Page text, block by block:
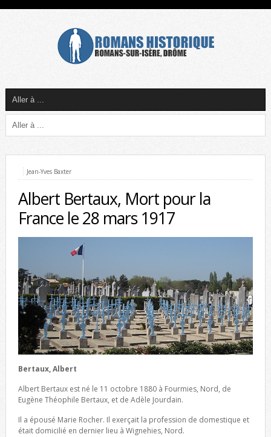
Jean-Yves Baxter
Albert Bertaux, Mort pour la
France le 28 mars 1917
Bertaux, Albert
Albert Bertaux est né le 11 octobre 1880 à Fourmies, Nord, de
Eugène Théophile Bertaux, et de Adèle Jourdain.
Il a épousé Marie Rocher. Il exerçait la profession de domestique et
était domicilié en dernier lieu à Wignehies, Nord.